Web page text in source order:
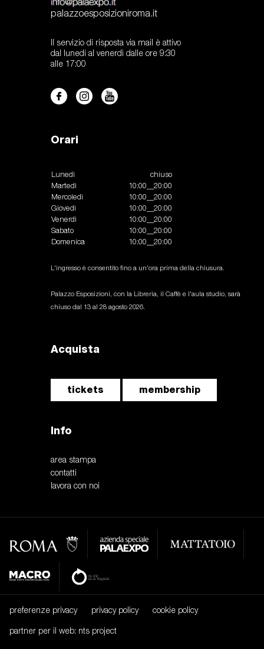
palazzoesposizioniroma.it
Il servizio di risposta via mail è attivo
dal lunedi al venerdì dalle ore 9:30
alle 17:00
Orari
Lunedì
chiuso
Martedì
10:00__20:00
Mercoledì
10:00__20:00
Giovedì
10:00__20:00
Venerdì
10:00__20:00
Sabato
10:00__20:00
Domenica
10:00__20:00
L'ingresso è consentito fino a un'ora prima della chiusura.
Palazzo Esposizioni, con la Libreria, il Caffè e l'aula studio, sarà
chiuso dal 13 al 28 agosto 2026.
Acquista
tickets membership
Info
area stampa
contatti
lavora con noi
preferenze privacy privacy policy cookie policy
partner per il web: nts project